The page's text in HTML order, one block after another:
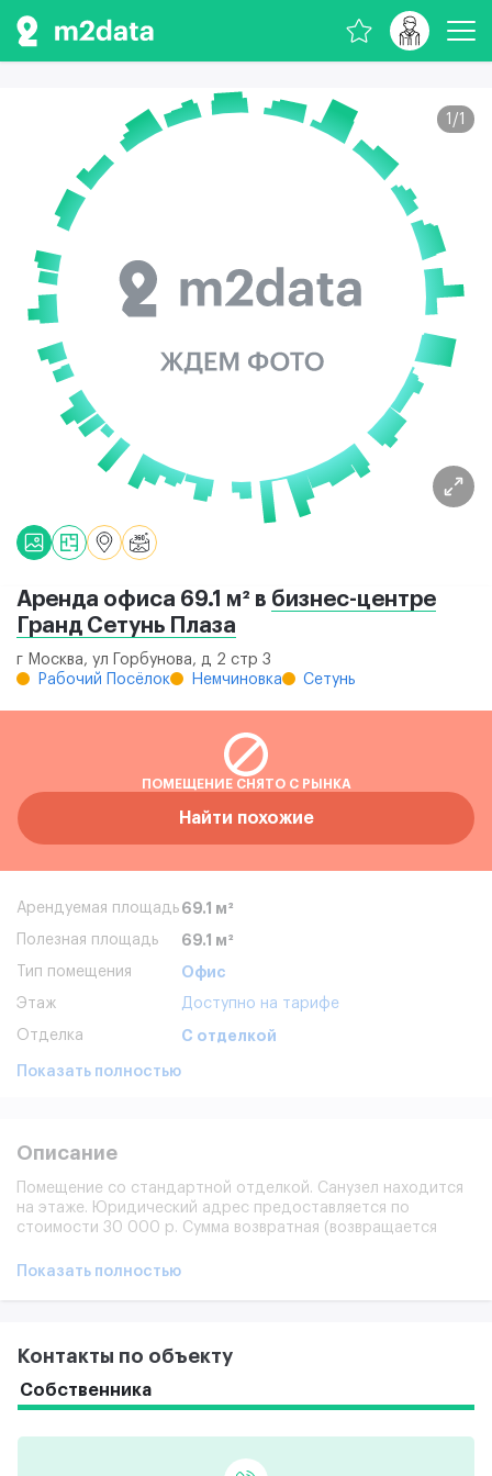
1 /1
Аренда офиса 69.1 м² в бизнес-центре
Гранд Сетунь Плаза
г Москва, ул Горбунова, д 2 стр 3
Рабочий Посёлок
Немчиновка Сетунь
ПОМЕЩЕНИЕ СНЯТО С РЫНКА
Найти похожие
Арендуемая площадь 69.1 м²
Полезная площадь 69.1 м²
Тип помещения Офис
Этаж Доступно на тарифе
Отделка С отделкой
Показать полностью
Описание
Помещение со стандартной отделкой. Санузел находится
на этаже. Юридический адрес предоставляется по
стоимости 30 000 р. Сумма возвратная (возвращается
Показать полностью
Контакты по объекту
Собственника